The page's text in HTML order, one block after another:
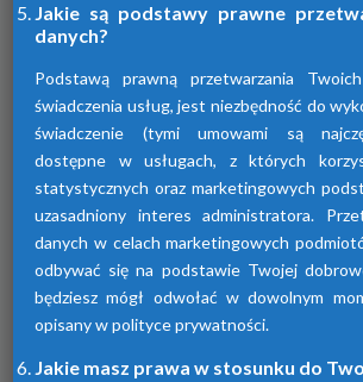
Osuszacze adsorpcyjne
Urządzenia te przyczyniają się do
powietrza za pomocą adsorpcji
dostępne w różnych seriach.
Jakie są podstawy prawne
danych?
Podstawą prawną przetwarzania
świadczenia usług, jest niezbędność do
świadczenie (tymi umowami są
dostępne w usługach, z których
statystycznych oraz marketingowych
uzasadniony interes administratora.
danych w celach marketingowych
odbywać się na podstawie Twojej
będziesz mógł odwołać w dowolnym
opisany w polityce prywatności.
Jakie masz prawa w stosunku do